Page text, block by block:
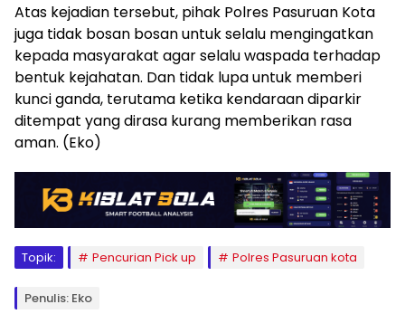
Atas kejadian tersebut, pihak Polres Pasuruan Kota
juga tidak bosan bosan untuk selalu mengingatkan
kepada masyarakat agar selalu waspada terhadap
bentuk kejahatan. Dan tidak lupa untuk memberi
kunci ganda, terutama ketika kendaraan diparkir
ditempat yang dirasa kurang memberikan rasa
aman. (Eko)
Topik: Pencurian Pick up Polres Pasuruan kota
Penulis: Eko